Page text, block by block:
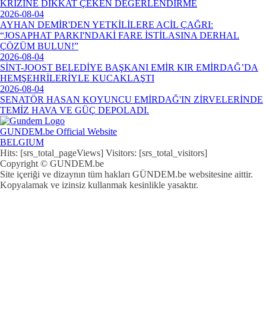
KRİZİNE DİKKAT ÇEKEN DEĞERLENDİRME
2026-08-04
AYHAN DEMİR'DEN YETKİLİLERE ACİL ÇAĞRI:
“JOSAPHAT PARKI'NDAKİ FARE İSTİLASINA DERHAL
ÇÖZÜM BULUN!”
2026-08-04
SİNT-JOOST BELEDİYE BAŞKANI EMİR KIR EMİRDAĞ’DA
HEMŞEHRİLERİYLE KUCAKLAŞTI
2026-08-04
SENATÖR HASAN KOYUNCU EMİRDAĞ'IN ZİRVELERİNDE
TEMİZ HAVA VE GÜÇ DEPOLADI.
GUNDEM.be Official Website
BELGIUM
Hits: [srs_total_pageViews] Visitors: [srs_total_visitors]
Copyright © GUNDEM.be
Site içeriği ve dizaynın tüm hakları GÜNDEM.be websitesine aittir.
Kopyalamak ve izinsiz kullanmak kesinlikle yasaktır.